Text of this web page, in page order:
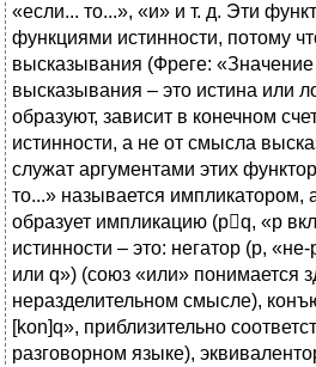
«если... то...», «и» и т. д. Эти
функциями истинности, потому
высказывания (Фреге: «Значение
высказывания – это истина или
образуют, зависит в конечном
истинности, а не от смысла
служат аргументами этих
то...» называется импликатором,
образует импликацию (pq, «p
истинности – это: негатор (p,
или q») (союз «или» понимается
неразделительном смысле),
[kon]q», приблизительно
разговорном языке),